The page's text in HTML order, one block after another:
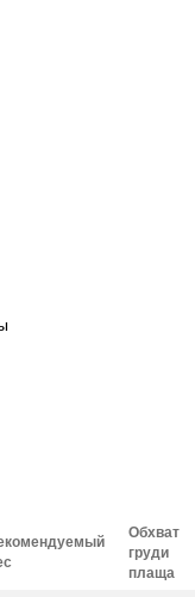
Обхват
груди
плаща